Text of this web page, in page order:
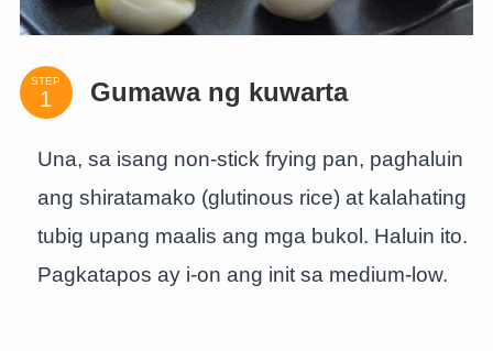
STEP Gumawa ng kuwarta
Una, sa isang non-stick frying pan, paghaluin
ang shiratamako (glutinous rice) at kalahating
tubig upang maalis ang mga bukol. Haluin ito.
Pagkatapos ay i-on ang init sa medium-low.